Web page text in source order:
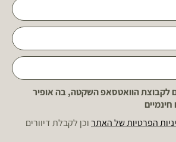
הוואטסאפ השקטה, בה אופיר
הפרטיות של האתרוכן לקבלת דיוורים